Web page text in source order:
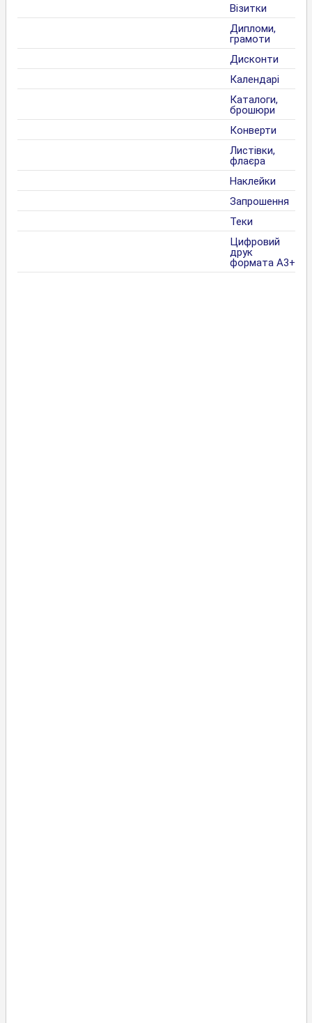
Візитки
Дипломи,
грамоти
Дисконти
Календарі
Каталоги,
брошюри
Конверти
Листівки,
флаєра
Наклейки
Запрошення
Теки
Цифровий
друк
формата А3+